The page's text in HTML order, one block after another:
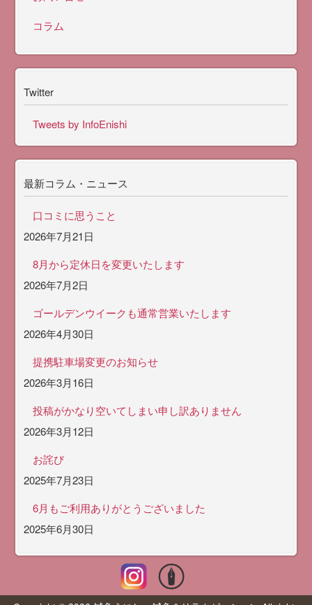
コラム
Twitter
Tweets by InfoEnishi
最新コラム・ニュース
口コミに思うこと
2026年7月21日
8月から定休日を変更いたします
2026年7月2日
ゴールデンウイークも通常営業いたします
2026年4月30日
提携駐車場変更のお知らせ
2026年3月16日
投稿がかなり空いてしまい申し訳ありません
2026年3月12日
お詫び
2025年7月23日
6月もご利用ありがとうございました
2025年6月30日